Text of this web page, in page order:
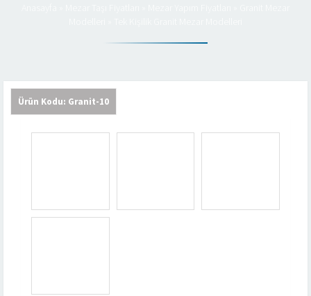
Ürün Kodu: Granit-10